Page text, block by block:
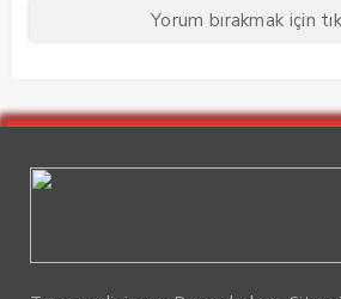
Yorum bırakmak için